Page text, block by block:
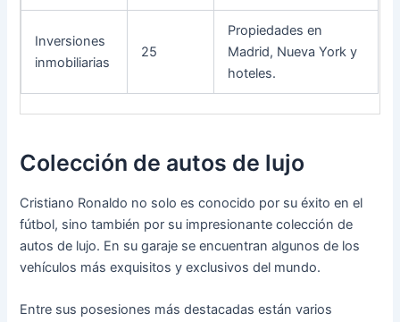
Inversiones
inmobiliarias
25
Propiedades en
Madrid, Nueva York y
hoteles.
Colección de autos de lujo
Cristiano Ronaldo no solo es conocido por su éxito en el
fútbol, sino también por su impresionante colección de
autos de lujo. En su garaje se encuentran algunos de los
vehículos más exquisitos y exclusivos del mundo.
Entre sus posesiones más destacadas están varios